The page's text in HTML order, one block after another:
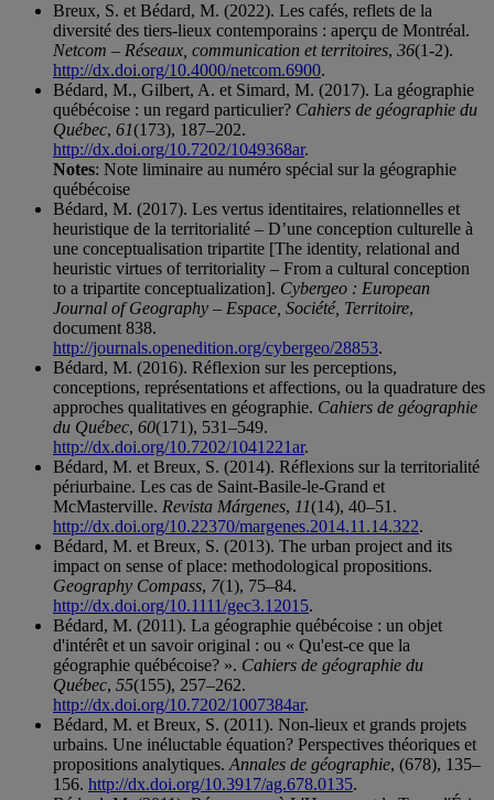
Breux, S. et Bédard, M. (2022). Les cafés, reflets de la
diversité des tiers-lieux contemporains : aperçu de Montréal.
Netcom – Réseaux, communication et territoires, 36(1-2).
http://dx.doi.org/10.4000/netcom.6900.
Bédard, M., Gilbert, A. et Simard, M. (2017). La géographie
québécoise : un regard particulier? Cahiers de géographie du
Québec, 61(173), 187–202.
http://dx.doi.org/10.7202/1049368ar.
Notes: Note liminaire au numéro spécial sur la géographie
québécoise
Bédard, M. (2017). Les vertus identitaires, relationnelles et
heuristique de la territorialité – D’une conception culturelle à
une conceptualisation tripartite [The identity, relational and
heuristic virtues of territoriality – From a cultural conception
to a tripartite conceptualization]. Cybergeo : European
Journal of Geography – Espace, Société, Territoire,
document 838.
http://journals.openedition.org/cybergeo/28853.
Bédard, M. (2016). Réflexion sur les perceptions,
conceptions, représentations et affections, ou la quadrature des
approches qualitatives en géographie. Cahiers de géographie
du Québec, 60(171), 531–549.
http://dx.doi.org/10.7202/1041221ar.
Bédard, M. et Breux, S. (2014). Réflexions sur la territorialité
périurbaine. Les cas de Saint-Basile-le-Grand et
McMasterville. Revista Márgenes, 11(14), 40–51.
http://dx.doi.org/10.22370/margenes.2014.11.14.322.
Bédard, M. et Breux, S. (2013). The urban project and its
impact on sense of place: methodological propositions.
Geography Compass, 7(1), 75–84.
http://dx.doi.org/10.1111/gec3.12015.
Bédard, M. (2011). La géographie québécoise : un objet
d'intérêt et un savoir original : ou « Qu'est-ce que la
géographie québécoise? ». Cahiers de géographie du
Québec, 55(155), 257–262.
http://dx.doi.org/10.7202/1007384ar.
Bédard, M. et Breux, S. (2011). Non-lieux et grands projets
urbains. Une inéluctable équation? Perspectives théoriques et
propositions analytiques. Annales de géographie, (678), 135–
156. http://dx.doi.org/10.3917/ag.678.0135.